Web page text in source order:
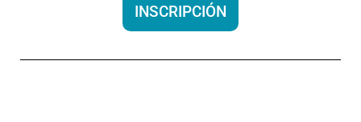
INSCRIPCIÓN